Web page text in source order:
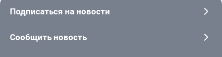
Подписаться на новости
Сообщить новость